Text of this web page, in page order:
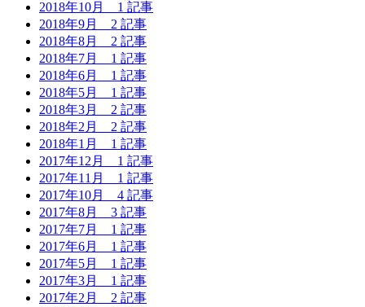
2018年10月 1 記事
2018年9月 2 記事
2018年8月 2 記事
2018年7月 1 記事
2018年6月 1 記事
2018年5月 1 記事
2018年3月 2 記事
2018年2月 2 記事
2018年1月 1 記事
2017年12月 1 記事
2017年11月 1 記事
2017年10月 4 記事
2017年8月 3 記事
2017年7月 1 記事
2017年6月 1 記事
2017年5月 1 記事
2017年3月 1 記事
2017年2月 2 記事